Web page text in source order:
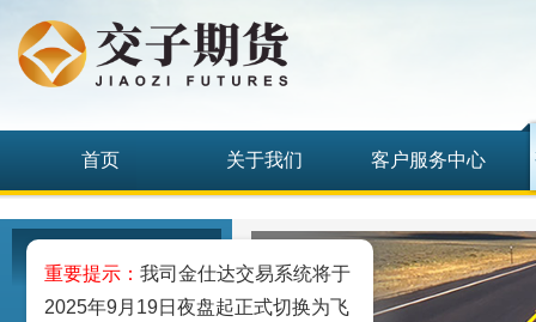
首页 关于我们 客户服务中心
重要提示： 我司金仕达交易系统将于
2025年9月19日夜盘起正式切换为飞